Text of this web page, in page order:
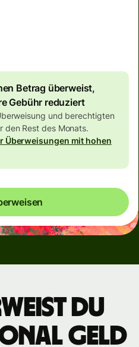
Betrag überweist,
Gebühr reduziert
und berechtigten
den Rest des Monats.
Überweisungen mit hohen
du
Geld